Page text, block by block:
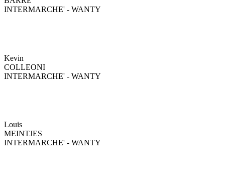
INTERMARCHE' - WANTY
Kevin
COLLEONI
INTERMARCHE' - WANTY
Louis
MEINTJES
INTERMARCHE' - WANTY